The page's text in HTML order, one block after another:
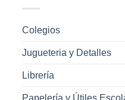
Colegios
Jugueteria y Detalles
Librería